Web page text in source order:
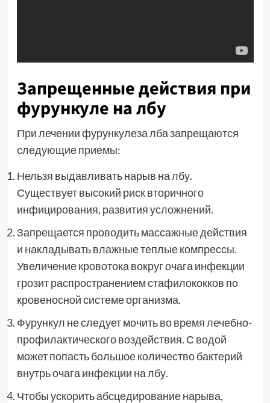
Запрещенные действия при
фурункуле на лбу
При лечении фурункулеза лба запрещаются
следующие приемы:
Нельзя выдавливать нарыв на лбу.
Существует высокий риск вторичного
инфицирования, развития усложнений.
Запрещается проводить массажные действия
и накладывать влажные теплые компрессы.
Увеличение кровотока вокруг очага инфекции
грозит распространением стафилококков по
кровеносной системе организма.
Фурункул не следует мочить во время лечебно-
профилактического воздействия. С водой
может попасть большое количество бактерий
внутрь очага инфекции на лбу.
Чтобы ускорить абсцедирование нарыва,